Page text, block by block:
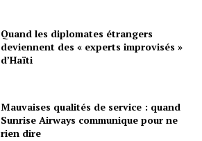
Quand les diplomates étrangers
deviennent des « experts improvisés »
d’Haïti
Mauvaises qualités de service : quand
Sunrise Airways communique pour ne
rien dire